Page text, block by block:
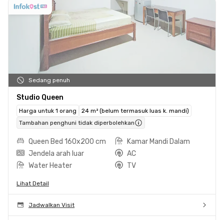
Sedang penuh
Studio Queen
Harga untuk 1 orang
24 m² (belum termasuk luas k. mandi)
Tambahan penghuni tidak diperbolehkan
Queen Bed 160x200 cm
Kamar Mandi Dalam
Jendela arah luar
AC
Water Heater
TV
Lihat Detail
Jadwalkan Visit